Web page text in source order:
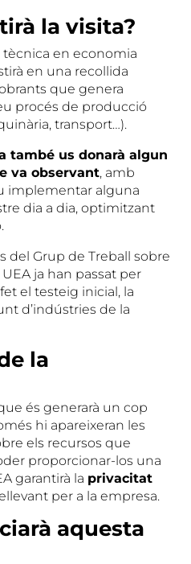
la visita?
tècnica en economia
en una recollida
que genera
procés de producció
transport…).
també us donarà algun
va observant, amb
implementar alguna
dia a dia, optimitzant
del Grup de Treball sobre
ja han passat per
el testeig inicial, la
d’indústries de la
la
és generarà un cop
hi apareixeran les
els recursos que
proporcionar-los una
garantirà la privacitat
per a la empresa.
aquesta